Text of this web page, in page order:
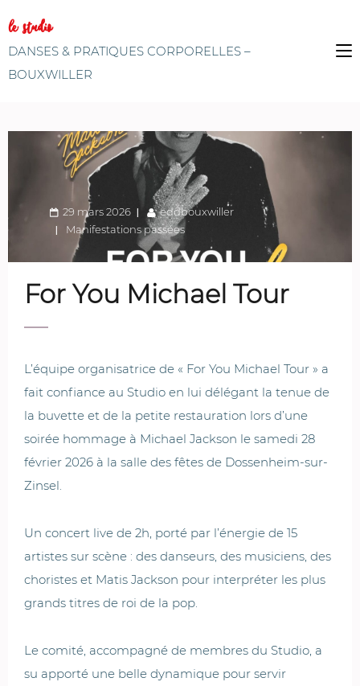
le studio
DANSES & PRATIQUES CORPORELLES –
BOUXWILLER
29 mars 2026
eddbouxwiller
Manifestations passées
For You Michael Tour
L’équipe organisatrice de « For You Michael Tour » a
fait confiance au Studio en lui délégant la tenue de
la buvette et de la petite restauration lors d’une
soirée hommage à Michael Jackson le samedi 28
février 2026 à la salle des fêtes de Dossenheim-sur-
Zinsel.
Un concert live de 2h, porté par l’énergie de 15
artistes sur scène : des danseurs, des musiciens, des
choristes et Matis Jackson pour interpréter les plus
grands titres de roi de la pop.
Le comité, accompagné de membres du Studio, a
su apporté une belle dynamique pour servir